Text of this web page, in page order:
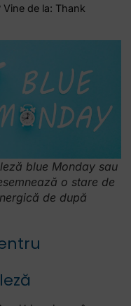
Vine de la: Thank
blue Monday sau
o stare de
de după